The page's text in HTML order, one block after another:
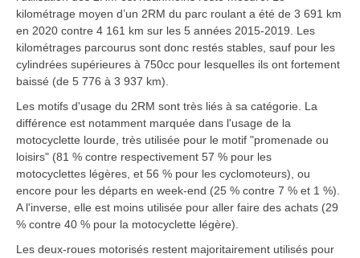
kilométrage moyen d’un 2RM du parc roulant a été de 3 691 km
en 2020 contre 4 161 km sur les 5 années 2015-2019. Les
kilométrages parcourus sont donc restés stables, sauf pour les
cylindrées supérieures à 750cc pour lesquelles ils ont fortement
baissé (de 5 776 à 3 937 km).
Les motifs d'usage du 2RM sont très liés à sa catégorie. La
différence est notamment marquée dans l'usage de la
motocyclette lourde, très utilisée pour le motif "promenade ou
loisirs" (81 % contre respectivement 57 % pour les
motocyclettes légères, et 56 % pour les cyclomoteurs), ou
encore pour les départs en week-end (25 % contre 7 % et 1 %).
A l'inverse, elle est moins utilisée pour aller faire des achats (29
% contre 40 % pour la motocyclette légère).
Les deux-roues motorisés restent majoritairement utilisés pour